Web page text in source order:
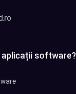
software?